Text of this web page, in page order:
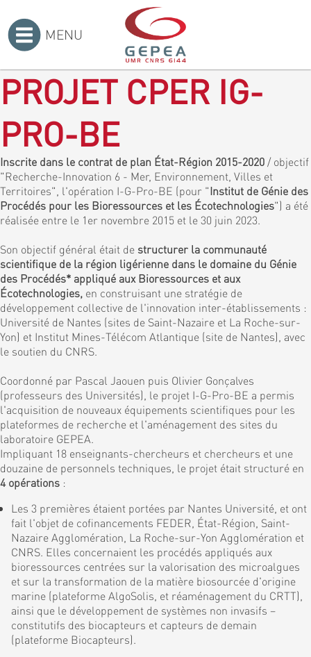
MENU
PROJET CPER IG-
PRO-BE
Inscrite dans le contrat de plan État-Région 2015-2020 / objectif
"Recherche-Innovation 6 - Mer, Environnement, Villes et
Territoires", l'opération I-G-Pro-BE (pour "Institut de Génie des
Procédés pour les Bioressources et les Écotechnologies") a été
réalisée entre le 1er novembre 2015 et le 30 juin 2023.
Son objectif général était de structurer la communauté
scientifique de la région ligérienne dans le domaine du Génie
des Procédés* appliqué aux Bioressources et aux
Écotechnologies, en construisant une stratégie de
développement collective de l'innovation inter-établissements :
Université de Nantes (sites de Saint-Nazaire et La Roche-sur-
Yon) et Institut Mines-Télécom Atlantique (site de Nantes), avec
le soutien du CNRS.
Coordonné par Pascal Jaouen puis Olivier Gonçalves
(professeurs des Universités), le projet I-G-Pro-BE a permis
l'acquisition de nouveaux équipements scientifiques pour les
plateformes de recherche et l'aménagement des sites du
laboratoire GEPEA.
Impliquant 18 enseignants-chercheurs et chercheurs et une
douzaine de personnels techniques, le projet était structuré en
4 opérations :
Les 3 premières étaient portées par Nantes Université, et ont
fait l'objet de cofinancements FEDER, État-Région, Saint-
Nazaire Agglomération, La Roche-sur-Yon Agglomération et
CNRS. Elles concernaient les procédés appliqués aux
bioressources centrées sur la valorisation des microalgues
et sur la transformation de la matière biosourcée d'origine
marine (plateforme AlgoSolis, et réaménagement du CRTT),
ainsi que le développement de systèmes non invasifs –
constitutifs des biocapteurs et capteurs de demain
(plateforme Biocapteurs).